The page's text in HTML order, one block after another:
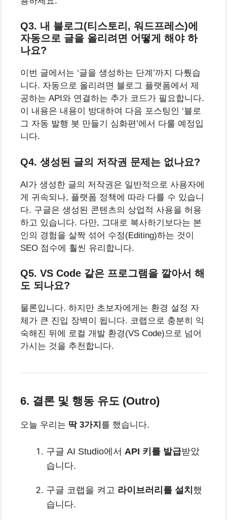
Q3. 내 블로그(티스토리, 워드프레스)에
자동으로 글을 올리려면 어떻게 해야 하
나요?
이번 글에서는 ‘글을 생성하는 단계’까지 다뤘습
니다. 자동으로 올리려면 블로그 플랫폼에서 제
공하는 API와 연결하는 추가 코드가 필요합니다.
이 내용은 내용이 방대하여 다음 포스팅인 ‘블로
그 자동 발행 봇 만들기 심화편’에서 다룰 예정입
니다.
Q4. 생성된 글의 저작권 문제는 없나요?
AI가 생성한 글의 저작권은 일반적으로 사용자에
게 귀속되나, 플랫폼 정책에 따라 다를 수 있습니
다. 구글은 생성된 콘텐츠의 상업적 사용을 허용
하고 있습니다. 다만, 그대로 복사하기보다는 본
인의 경험을 살짝 섞어 수정(Editing)하는 것이
SEO 점수에 훨씬 유리합니다.
Q5. VS Code 같은 프로그램을 깔아서 해
도 되나요?
물론입니다. 하지만 초보자에게는 환경 설정 자
체가 큰 진입 장벽이 됩니다. 코랩으로 충분히 익
숙해진 뒤에 로컬 개발 환경(VS Code)으로 넘어
가시는 것을 추천합니다.
6. 결론 및 행동 유도 (Outro)
오늘 우리는 딱 3가지 를 했습니다.
구글 AI Studio에서 API 키를 발급받았
습니다.
구글 코랩을 켜고 라이브러리를 설치 했
습니다.